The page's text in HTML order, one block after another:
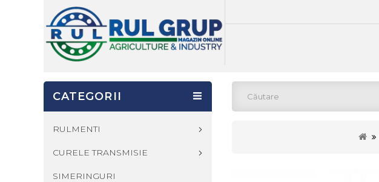
CATEGORII
RULMENTI
CURELE TRANSMISIE
SIMERINGURI